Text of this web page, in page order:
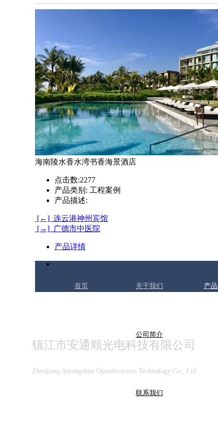
海南陵水香水湾书香海景酒店
点击数:2277
产品类别: 工程案例
产品描述:
[←] 连云港神州宾馆
[→] 广德市中医院
产品详情
镇江市安通顺光电科技有限公司
Zhenjiang Antongshun Optoelectronic Technology Co., Ltd
首页 关于我们
公司简介
联系我们
产